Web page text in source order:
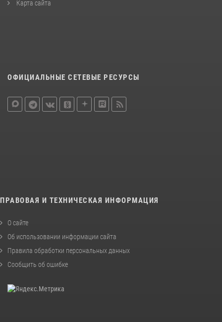
Карта сайта
ОФИЦИАЛЬНЫЕ СЕТЕВЫЕ РЕСУРСЫ
ПРАВОВАЯ И ТЕХНИЧЕСКАЯ ИНФОРМАЦИЯ
О сайте
Об использовании информации сайта
Правила обработки персональных данных
Сообщить об ошибке